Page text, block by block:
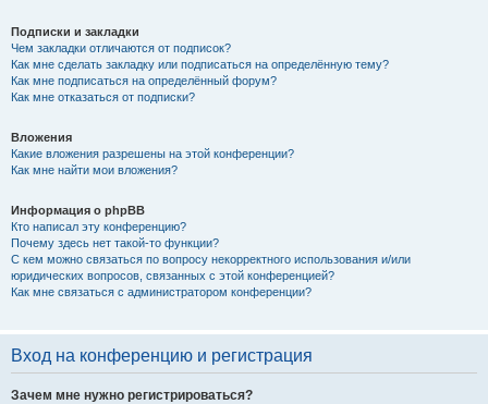
Подписки и закладки
Чем закладки отличаются от подписок?
Как мне сделать закладку или подписаться на определённую тему?
Как мне подписаться на определённый форум?
Как мне отказаться от подписки?
Вложения
Какие вложения разрешены на этой конференции?
Как мне найти мои вложения?
Информация о phpBB
Кто написал эту конференцию?
Почему здесь нет такой-то функции?
С кем можно связаться по вопросу некорректного использования и/или
юридических вопросов, связанных с этой конференцией?
Как мне связаться с администратором конференции?
Вход на конференцию и регистрация
Зачем мне нужно регистрироваться?